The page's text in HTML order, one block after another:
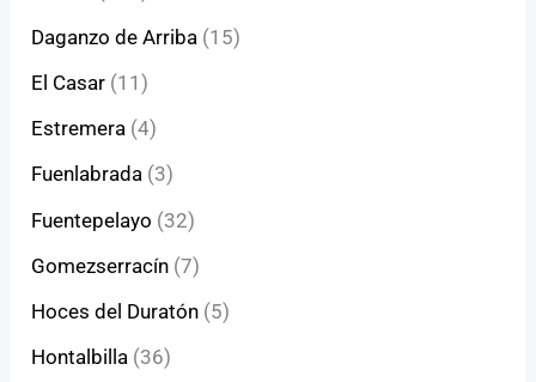
Daganzo de Arriba (15)
El Casar (11)
Estremera (4)
Fuenlabrada (3)
Fuentepelayo (32)
Gomezserracín (7)
Hoces del Duratón (5)
Hontalbilla (36)